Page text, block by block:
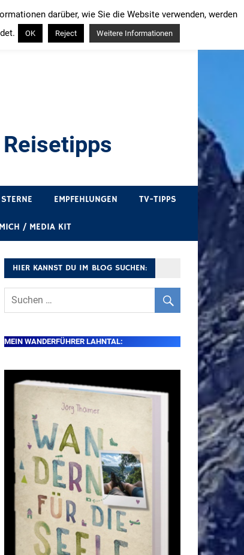
EMPFEHLUNGEN TV-TIPPS
/ MEDIA KIT
HIER KANNST DU IM BLOG SUCHEN:
MEIN WANDERFÜHRER LAHNTAL:
darüber, wie Sie die Website verwenden, werden
OK Reject Weitere Informationen